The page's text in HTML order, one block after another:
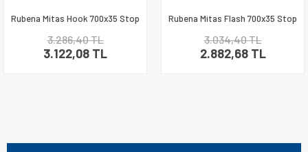
Rubena Mitas Hook 700x35 Stop
2dış
3.286,40 TL
3.122,08 TL
Rubena Mitas Flash 700x35 Stop
2dış
3.034,40 TL
2.882,68 TL